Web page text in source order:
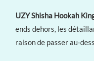
UZY Shisha Hookah
ends dehors, les
raison de passer au-